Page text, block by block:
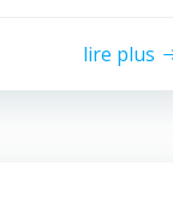
lire plus